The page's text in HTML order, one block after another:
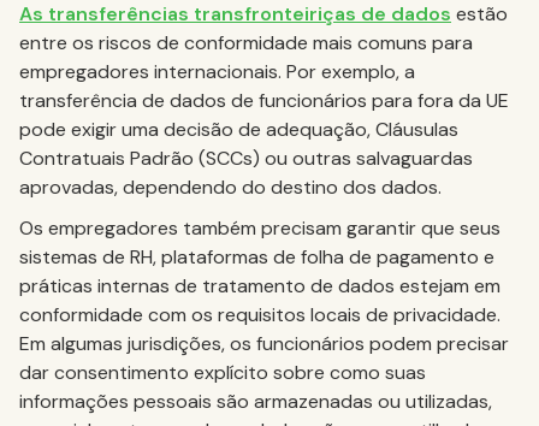
As transferências transfronteiriças de dados estão
entre os riscos de conformidade mais comuns para
empregadores internacionais. Por exemplo, a
transferência de dados de funcionários para fora da UE
pode exigir uma decisão de adequação, Cláusulas
Contratuais Padrão (SCCs) ou outras salvaguardas
aprovadas, dependendo do destino dos dados.
Os empregadores também precisam garantir que seus
sistemas de RH, plataformas de folha de pagamento e
práticas internas de tratamento de dados estejam em
conformidade com os requisitos locais de privacidade.
Em algumas jurisdições, os funcionários podem precisar
dar consentimento explícito sobre como suas
informações pessoais são armazenadas ou utilizadas,